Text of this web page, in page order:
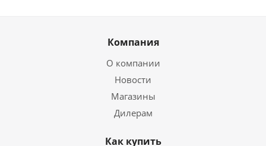
Компания
О компании
Новости
Магазины
Дилерам
Как купить